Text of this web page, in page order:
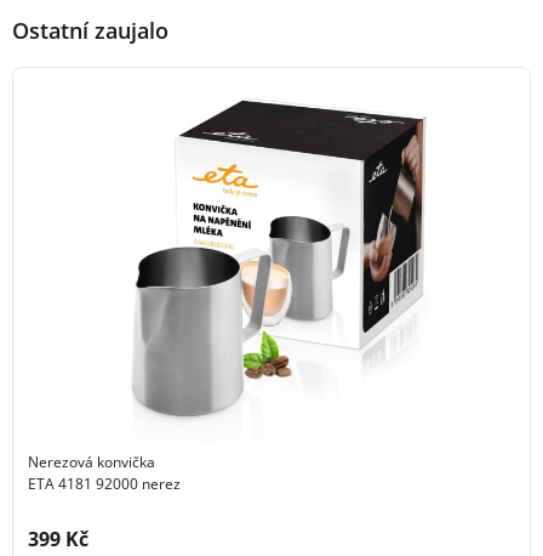
Ostatní zaujalo
Nerezová konvička
ETA 4181 92000 nerez
Cena s DPH:
399 Kč